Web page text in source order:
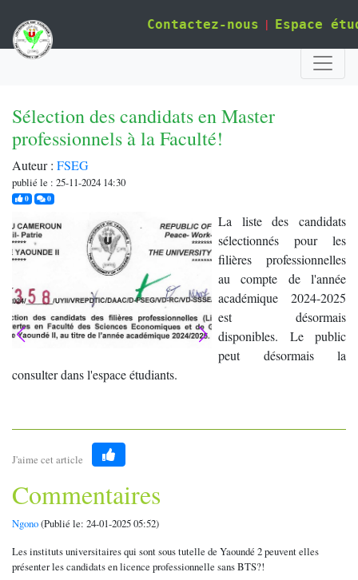
Contactez-nous | Espace
Sélection des candidats en Master
professionnels à la Faculté!
Auteur : FSEG
publié le : 25-11-2024 14:30
0j'aime0commentaires
La liste des candidats
sélectionnés pour les
filières professionnelles
au compte de l'année
académique 2024-2025
est désormais
disponibles. Le public
peut désormais la
consulter dans l'espace étudiants.
J'aime cet article
Like
Commentaires
Ngono(Publié le: 24-01-2025 05:52)
Les instituts universitaires qui sont sous tutelle de Yaoundé 2 peuvent elles
présenter les candidats en licence professionnelle sans BTS?!